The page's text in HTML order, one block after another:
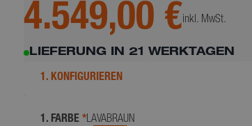
4.549,00 €inkl. MwSt.
LIEFERUNG IN 21 WERKTAGEN
1. KONFIGURIEREN
1. FARBE *LAVABRAUN